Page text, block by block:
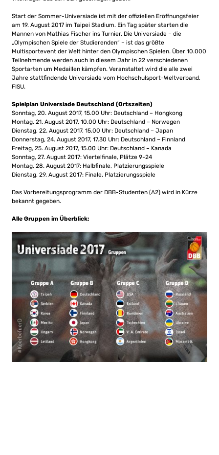
Start der Sommer-Universiade ist mit der offiziellen Eröffnungsfeier
am 19. August 2017 im Taipei Stadium. Ein Tag später starten die
Mannen von Mathias Fischer ins Turnier. Die Universiade – die
„Olympischen Spiele der Studierenden“ – ist das größte
Multisportevent der Welt hinter den Olympischen Spielen. Über 10.000
Teilnehmende werden auch in diesem Jahr in 22 verschiedenen
Sportarten um Medaillen kämpfen. Veranstaltet wird die alle zwei
Jahre stattfindende Universiade vom Hochschulsport-Weltverband,
FISU.
Spielplan Universiade Deutschland (Ortszeiten)
Sonntag, 20. August 2017, 15.00 Uhr: Deutschland – Hongkong
Montag, 21. August 2017, 10.00 Uhr: Deutschland – Norwegen
Dienstag, 22. August 2017, 15.00 Uhr: Deutschland – Japan
Donnerstag, 24. August 2017, 17.30 Uhr: Deutschland – Finnland
Freitag, 25. August 2017, 15.00 Uhr: Deutschland – Kanada
Sonntag, 27. August 2017: Viertelfinale, Plätze 9-24
Montag, 28. August 2017: Halbfinale, Platzierungsspiele
Dienstag, 29. August 2017: Finale, Platzierungsspiele
Das Vorbereitungsprogramm der DBB-Studenten (A2) wird in Kürze
bekannt gegeben.
Alle Gruppen im Überblick: